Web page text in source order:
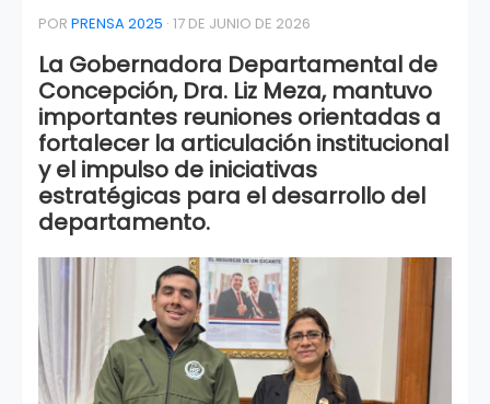
POR PRENSA 2025 · 17 DE JUNIO DE 2026
La Gobernadora Departamental de
Concepción, Dra. Liz Meza, mantuvo
importantes reuniones orientadas a
fortalecer la articulación institucional
y el impulso de iniciativas
estratégicas para el desarrollo del
departamento.